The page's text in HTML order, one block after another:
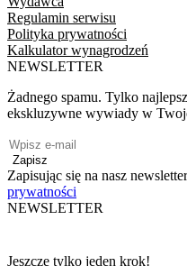
Regulamin serwisu
Polityka prywatności
Kalkulator wynagrodzeń
NEWSLETTER
Żadnego spamu. Tylko
ekskluzywne wywiady w
Zapisz
Zapisując się na nasz
prywatności
NEWSLETTER
Jeszcze tylko jeden krok!